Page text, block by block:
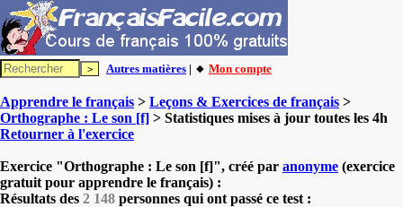
Autres matières | 🔸 Mon compte
Apprendre le français > Leçons & Exercices de français >
Orthographe : Le son [f] > Statistiques mises à jour toutes les 4h
Retourner à l'exercice
Exercice "Orthographe : Le son [f]", créé par anonyme (exercice
gratuit pour apprendre le français) :
Résultats des 2 148 personnes qui ont passé ce test :